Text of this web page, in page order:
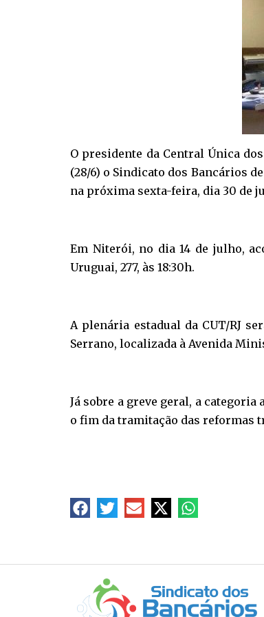
O presidente da Central Única
(28/6) o Sindicato dos Bancários
na próxima sexta-feira, dia 30 de
Em Niterói, no dia 14 de julho,
Uruguai, 277, às 18:30h.
A plenária estadual da CUT/RJ
Serrano, localizada à Avenida
Já sobre a greve geral, a
o fim da tramitação das reformas